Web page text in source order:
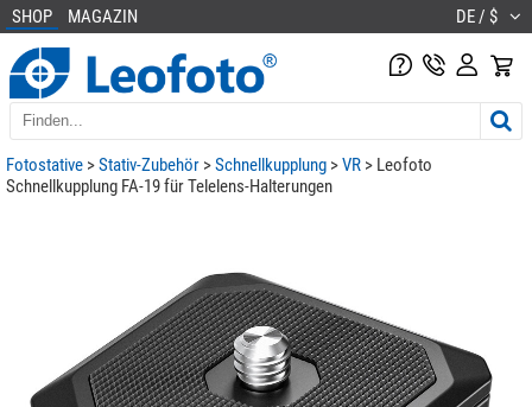
SHOP MAGAZIN DE / $
Fotostative >Stativ-Zubehör >Schnellkupplung >VR > Leofoto
Schnellkupplung FA-19 für Telelens-Halterungen